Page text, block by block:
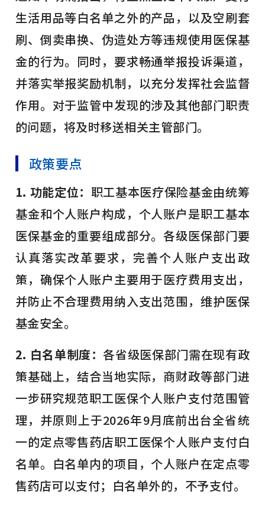
生活用品等白名单之外的产品，以及空刷套
刷、倒卖串换、伪造处方等违规使用医保基
金的行为。同时，要求畅通举报投诉渠道，
并落实举报奖励机制，以充分发挥社会监督
作用。对于监管中发现的涉及其他部门职责
的问题，将及时移送相关主管部门。
政策要点
1. 功能定位： 职工基本医疗保险基金由统筹
基金和个人账户构成，个人账户是职工基本
医保基金的重要组成部分。各级医保部门要
认真落实改革要求，完善个人账户支出政
策，确保个人账户主要用于医疗费用支出，
并防止不合理费用纳入支出范围，维护医保
基金安全。
2. 白名单制度：各省级医保部门需在现有政
策基础上，结合当地实际，商财政等部门进
一步研究规范职工医保个人账户支付范围管
理，并原则上于2026年9月底前出台全省统
一的定点零售药店职工医保个人账户支付白
名单。白名单内的项目，个人账户在定点零
售药店可以支付；白名单外的，不予支付。